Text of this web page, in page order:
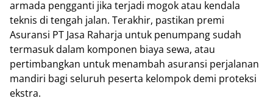
armada pengganti jika terjadi mogok atau kendala
teknis di tengah jalan. Terakhir, pastikan premi
Asuransi PT Jasa Raharja untuk penumpang sudah
termasuk dalam komponen biaya sewa, atau
pertimbangkan untuk menambah asuransi perjalanan
mandiri bagi seluruh peserta kelompok demi proteksi
ekstra.